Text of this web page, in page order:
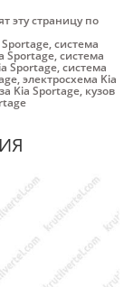
эту страницу по
,система
Sportage,система
Sportage,система
,электросхема Kia
Kia Sportage, кузов